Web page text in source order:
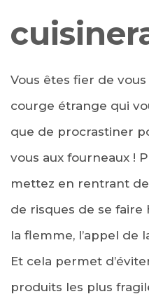
Vous êtes fier de
courge étrange qui
que de procrastiner
vous aux fourneaux !
mettez en rentrant
de risques de se
la flemme, l’appel de
Et cela permet
produits les plus